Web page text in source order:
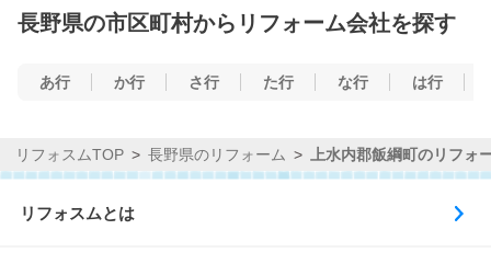
長野県の市区町村からリフォーム会社を探す
あ行 か行 さ行 た行 な行 は行
リフォスムTOP 長野県のリフォーム 上水内郡飯綱町のリフォ
リフォスムとは